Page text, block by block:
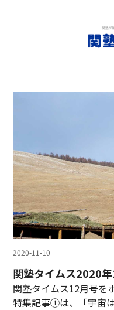
2020-11-10
関塾タイムス2020
関塾タイムス12月号を
特集記事①は、「宇宙